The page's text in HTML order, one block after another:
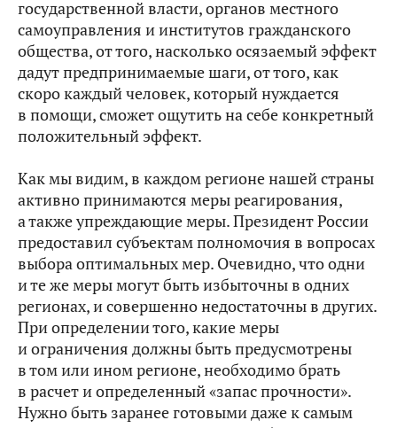
государственной власти, органов местного
самоуправления и институтов гражданского
общества, от того, насколько осязаемый эффект
дадут предпринимаемые шаги, от того, как
скоро каждый человек, который нуждается
в помощи, сможет ощутить на себе конкретный
положительный эффект.
Как мы видим, в каждом регионе нашей страны
активно принимаются меры реагирования,
а также упреждающие меры. Президент России
предоставил субъектам полномочия в вопросах
выбора оптимальных мер. Очевидно, что одни
и те же меры могут быть избыточны в одних
регионах, и совершенно недостаточны в других.
При определении того, какие меры
и ограничения должны быть предусмотрены
в том или ином регионе, необходимо брать
в расчет и определенный «запас прочности».
Нужно быть заранее готовыми даже к самым